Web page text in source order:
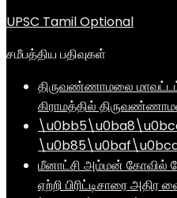
UPSC Tamil Optional
சமீபத்திய பதிவுகள்
திருவண்ணாமலை
கிராமத்தில்
மீனாட்சி அம்மன் கோவில்
ஏற்றி பிரிட்டிசாரை அதிர